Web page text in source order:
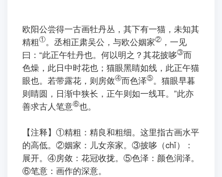
ㅤㅤ欧阳公尝得一古画牡丹丛，其下有一猫，未知其
精粗①。丞相正肃吴公，与欧公姻家② ，一见
曰：“此正午牡丹也。何以明之？其花披哆③而
色燥，此日中时花也；猫眼黑睛如线，此正午猫
眼也。若带露花，则房敛④而色泽⑤。猫眼早暮
则睛圆，日渐中狭长，正午则如一线耳。”此亦
善求古人笔意⑥也。
【注释】①精粗：精良和粗细。这里指古画水平
的高低。②姻家：儿女亲家。③披哆（chǐ）：
展开。④房敛：花冠收拢。⑤色泽：颜色润泽。
⑥笔意：画作的深意。